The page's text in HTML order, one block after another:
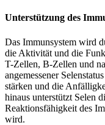
Unterstützung des
Das Immunsystem wird
die Aktivität und die
T-Zellen, B-Zellen und
angemessener
stärken und die
hinaus unterstützt Selen
Reaktionsfähigkeit des
wird.